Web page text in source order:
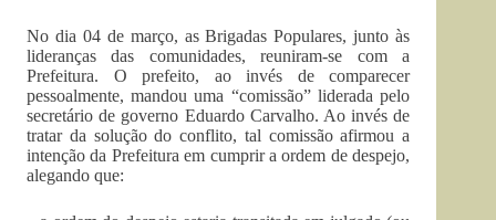
No dia 04 de março, as Brigadas Populares, junto às
lideranças das comunidades, reuniram-se com a
Prefeitura. O prefeito, ao invés de comparecer
pessoalmente, mandou uma “comissão” liderada pelo
secretário de governo Eduardo Carvalho. Ao invés de
tratar da solução do conflito, tal comissão afirmou a
intenção da Prefeitura em cumprir a ordem de despejo,
alegando que: